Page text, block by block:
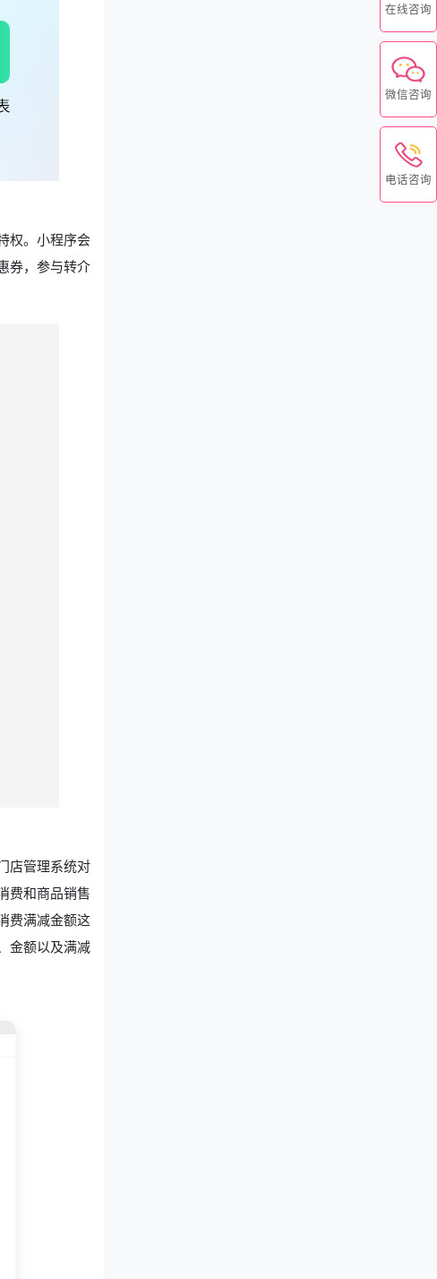
权。小程序会
券，参与转介
店管理系统对
费和商品销售
费满减金额这
金额以及满减
在线咨询
微信咨询
电话咨询